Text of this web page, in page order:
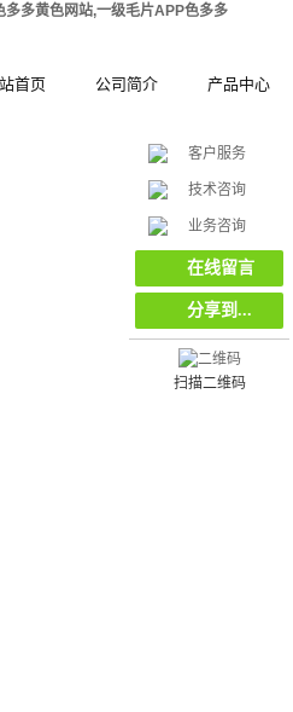
多黄色网站,一级毛片APP色多多
首页 公司简介
合作伙伴
产品中心
挡
木塑拼装式围
集装箱集成房
工地工程施工
栏栅栏
环保复合材料
客户服务
技术咨询
业务咨询
在线留言
分享到...
扫描二维码